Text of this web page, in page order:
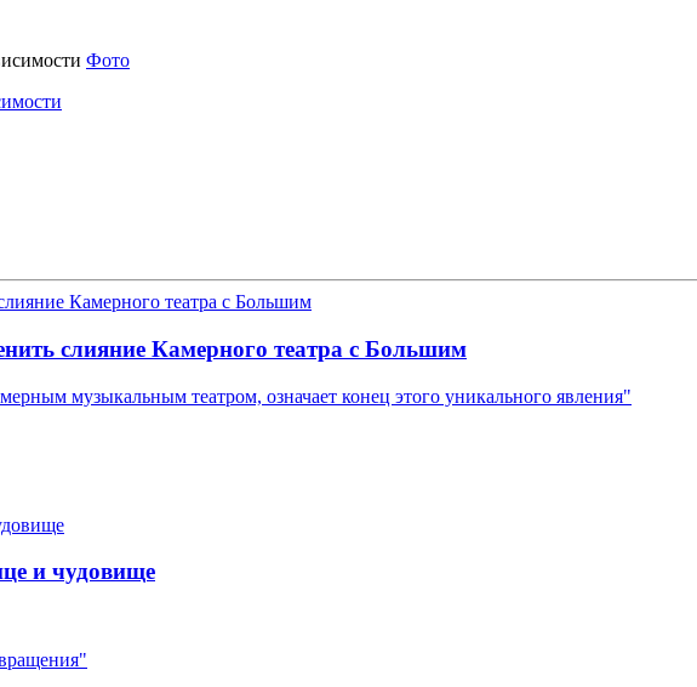
Фото
слияние Камерного театра с Большим
музыкальным театром, означает конец этого уникального явления"
и чудовище